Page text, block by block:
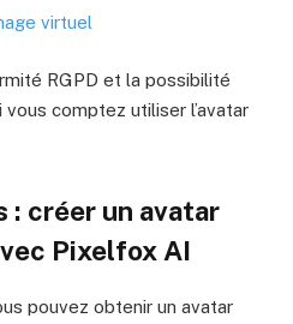
virtuel
RGPD et la possibilité
comptez utiliser l’avatar
: créer un avatar
Pixelfox AI
pouvez obtenir un avatar